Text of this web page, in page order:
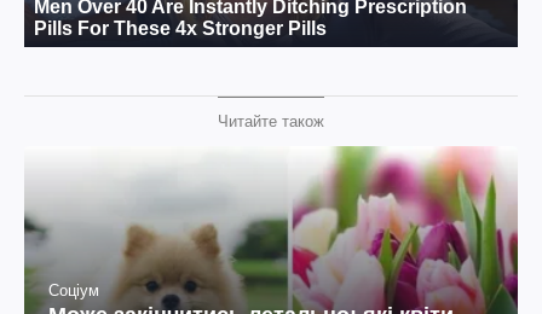
Читайте також
Соціум